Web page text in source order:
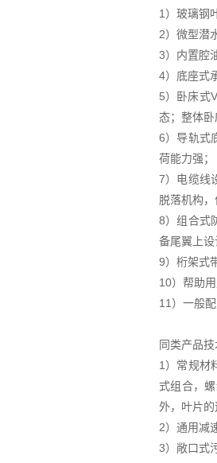
1）玻璃钢
2）微型潜
3）内置腔
4）底座式
5）卧床式
态；整体
6）导轨式
荷能力强；
7）电缆线
脱落机构
8）组合式
备尾翼上
9）桁架式
10）帮助
11）一般
同类产品
1）常规材
式组合，
外，叶片
2）通用减
3）敞口式